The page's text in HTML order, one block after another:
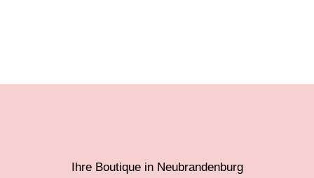
Ihre Boutique in Neubrandenburg